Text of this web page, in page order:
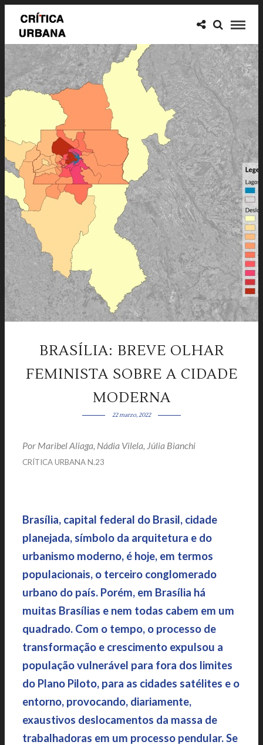
BRASÍLIA: BREVE OLHAR
FEMINISTA SOBRE A CIDADE
MODERNA
22 marzo, 2022
Por Maribel Aliaga, Nádia Vilela, Júlia Bianchi
CRÍTICA URBANA N.23
Brasília, capital federal do Brasil, cidade
planejada, símbolo da arquitetura e do
urbanismo moderno, é hoje, em termos
populacionais, o terceiro conglomerado
urbano do país. Porém, em Brasília há
muitas Brasílias e nem todas cabem em um
quadrado. Com o tempo, o processo de
transformação e crescimento expulsou a
população vulnerável para fora dos limites
do Plano Piloto, para as cidades satélites e o
entorno, provocando, diariamente,
exaustivos deslocamentos da massa de
trabalhadoras em um processo pendular. Se